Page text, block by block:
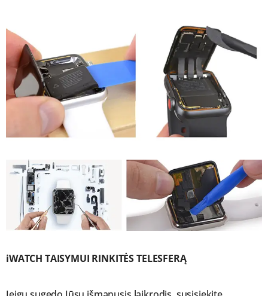
iWATCH TAISYMUI RINKITĖS TELESFERĄ